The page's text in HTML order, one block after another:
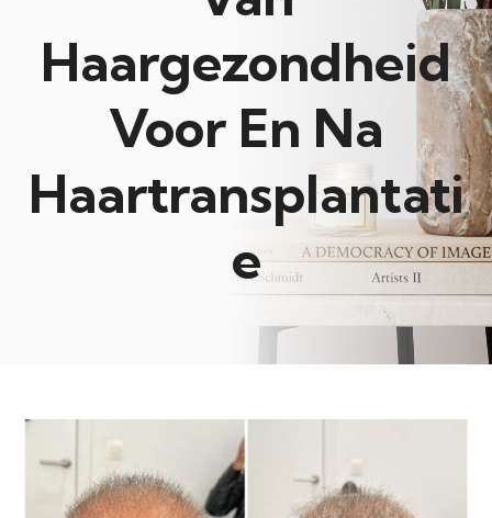
Haargezondheid
Voor En Na
Haartransplantati
e